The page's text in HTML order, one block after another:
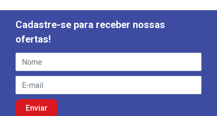
Cadastre-se para receber nossas
ofertas!